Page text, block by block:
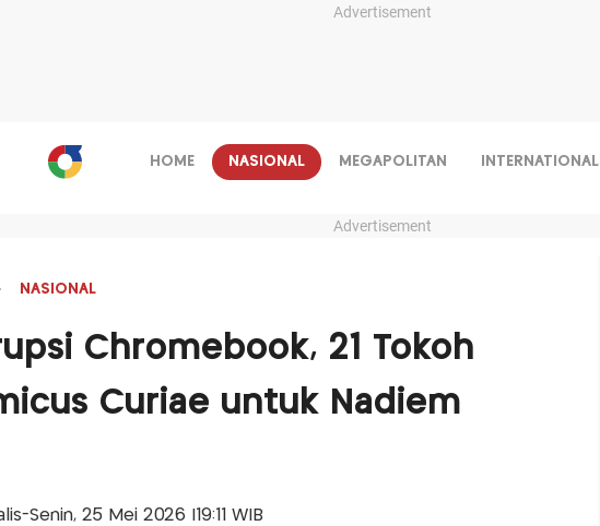
Advertisement
HOME NASIONAL MEGAPOLITAN INTERNATIONAL
Advertisement
NASIONAL
Chromebook, 21 Tokoh
Curiae untuk Nadiem
Senin, 25 Mei 2026 |19:11 WIB